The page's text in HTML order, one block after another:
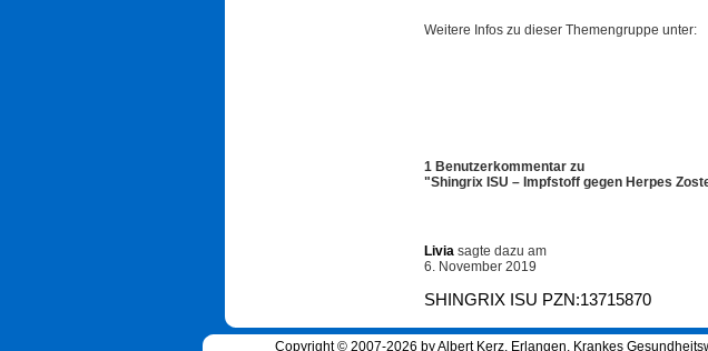
Weitere Infos zu dieser Themengruppe unter:
1 Benutzerkommentar zu
"Shingrix ISU – Impfstoff gegen Herpes
Livia sagte dazu am
6. November 2019
SHINGRIX ISU PZN:13715870
Copyright © 2007-2026 by Albert Kerz, Erlangen. Krankes